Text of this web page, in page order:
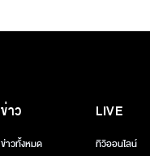
ข่าว
ข่าวทั้งหมด
LIVE
ทีวีออนไลน์